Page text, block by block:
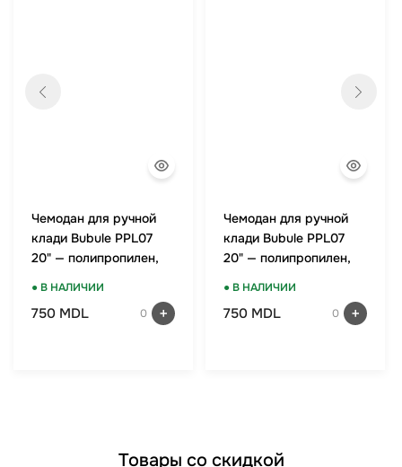
Чемодан для ручной
клади Bubule PPL07
20" — полипропилен,
● В НАЛИЧИИ
750 MDL 0
Чемодан для ручной
клади Bubule PPL07
20" — полипропилен,
● В НАЛИЧИИ
750 MDL 0
Товары со скидкой